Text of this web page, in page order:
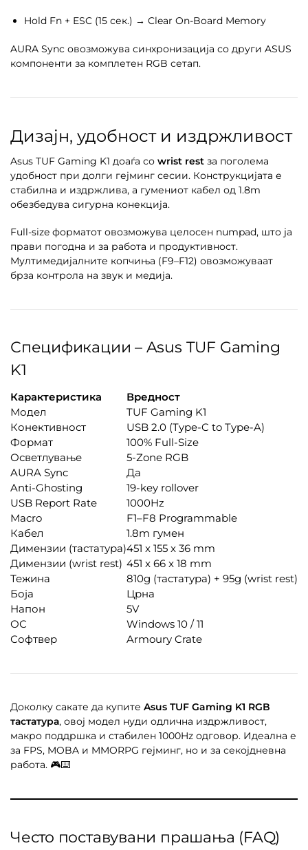
Hold Fn + ESC (15 сек.) → Clear On-Board Memory
AURA Sync овозможува синхронизација со други ASUS
компоненти за комплетен RGB сетап.
Дизајн, удобност и издржливост
Asus TUF Gaming K1 доаѓа со wrist rest за поголема
удобност при долги гејминг сесии. Конструкцијата е
стабилна и издржлива, а гумениот кабел од 1.8m
обезбедува сигурна конекција.
Full-size форматот овозможува целосен numpad, што ја
прави погодна и за работа и продуктивност.
Мултимедијалните копчиња (F9–F12) овозможуваат
брза контрола на звук и медија.
Спецификации – Asus TUF Gaming
K1
Карактеристика
Вредност
Модел
TUF Gaming K1
Конективност
USB 2.0 (Type-C to Type-A)
Формат
100% Full-Size
Осветлување
5-Zone RGB
AURA Sync
Да
Anti-Ghosting
19-key rollover
USB Report Rate
1000Hz
Macro
F1–F8 Programmable
Кабел
1.8m гумен
Димензии (тастатура)451 x 155 x 36 mm
Димензии (wrist rest) 451 x 66 x 18 mm
Тежина
810g (тастатура) + 95g (wrist rest)
Боја
Црна
Напон
5V
ОС
Windows 10 / 11
Софтвер
Armoury Crate
Доколку сакате да купите Asus TUF Gaming K1 RGB
тастатура, овој модел нуди одлична издржливост,
макро поддршка и стабилен 1000Hz одговор. Идеална е
за FPS, MOBA и MMORPG гејминг, но и за секојдневна
работа. 🎮⌨️
Често поставувани прашања (FAQ)